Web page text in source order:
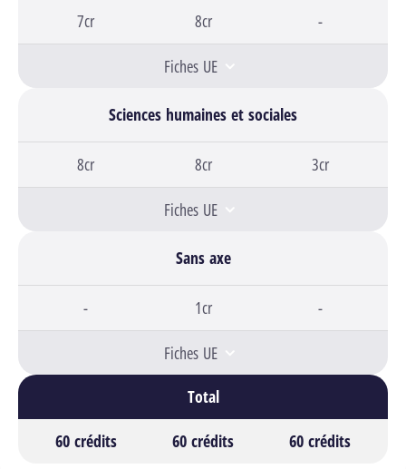
Bloc 1,
7cr Bloc 2,
8cr Bloc 3,
-
Fiches UE
Sciences humaines et sociales
Bloc 1,
8cr Bloc 2,
8cr Bloc 3,
3cr
Fiches UE
Sans axe
Bloc 1,
- Bloc 2,
1cr Bloc 3,
-
Fiches UE
Total
Bloc 1
60 crédits Bloc 2
60 crédits Bloc 3
60 crédits